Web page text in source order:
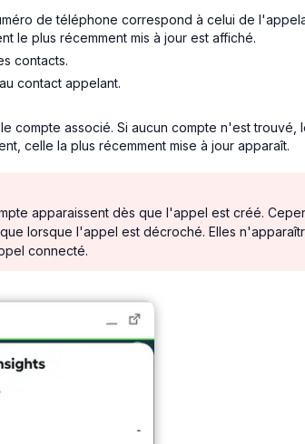
de téléphone correspond à celui de
le plus récemment mis à jour est affiché.
contacts.
contact appelant.
compte associé. Si aucun compte n'est trouvé,
celle la plus récemment mise à jour apparaît.
apparaissent dès que l'appel est créé.
lorsque l'appel est décroché. Elles
connecté.